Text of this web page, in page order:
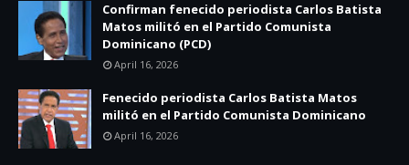
Confirman fenecido periodista Carlos Batista
Matos militó en el Partido Comunista
Dominicano (PCD)
April 16, 2026
Fenecido periodista Carlos Batista Matos
militó en el Partido Comunista Dominicano
April 16, 2026